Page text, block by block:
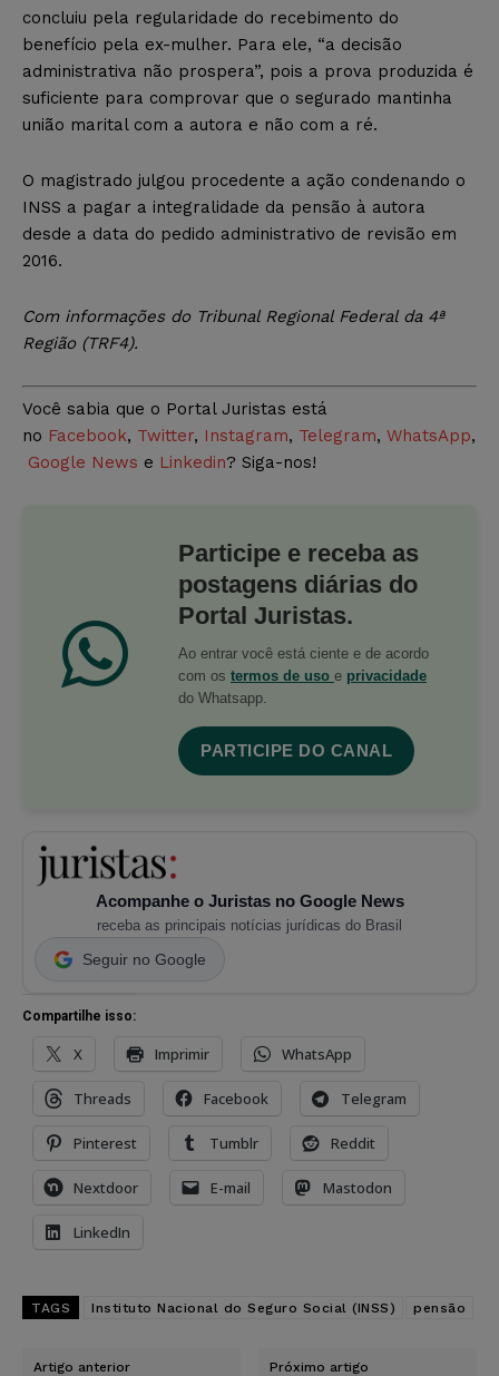
concluiu pela regularidade do recebimento do
benefício pela ex-mulher. Para ele, “a decisão
administrativa não prospera”, pois a prova produzida é
suficiente para comprovar que o segurado mantinha
união marital com a autora e não com a ré.
O magistrado julgou procedente a ação condenando o
INSS a pagar a integralidade da pensão à autora
desde a data do pedido administrativo de revisão em
2016.
Com informações do Tribunal Regional Federal da 4ª
Região (TRF4).
Você sabia que o Portal Juristas está
no Facebook, Twitter, Instagram, Telegram, WhatsApp,
Google News e Linkedin? Siga-nos!
Participe e receba as
postagens diárias do
Portal Juristas.
Ao entrar você está ciente e de acordo
com os termos de uso e privacidade
do Whatsapp.
PARTICIPE DO CANAL
Acompanhe o Juristas no Google News
receba as principais notícias jurídicas do Brasil
Seguir no Google
Compartilhe isso:
X Imprimir WhatsApp
Threads Facebook Telegram
Pinterest Tumblr Reddit
Nextdoor E-mail Mastodon
LinkedIn
TAGS Instituto Nacional do Seguro Social (INSS) pensão
Artigo anterior Próximo artigo